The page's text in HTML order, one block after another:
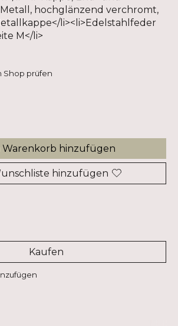
hochglänzend verchromt,
li><li>Edelstahlfeder
M</li>
Shop prüfen
Warenkorb hinzufügen
hinzufügen
Kaufen